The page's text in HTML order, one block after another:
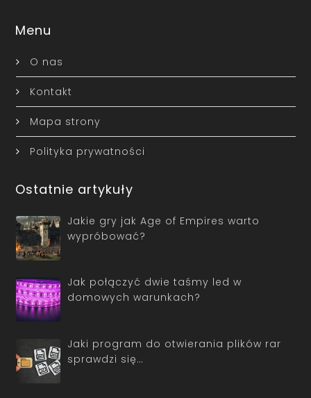
Menu
O nas
Kontakt
Mapa strony
Polityka prywatności
Ostatnie artykuły
Jakie gry jak Age of Empires warto
wypróbować?
Jak połączyć dwie taśmy led w
domowych warunkach?
Jaki program do otwierania plików rar
sprawdzi się…